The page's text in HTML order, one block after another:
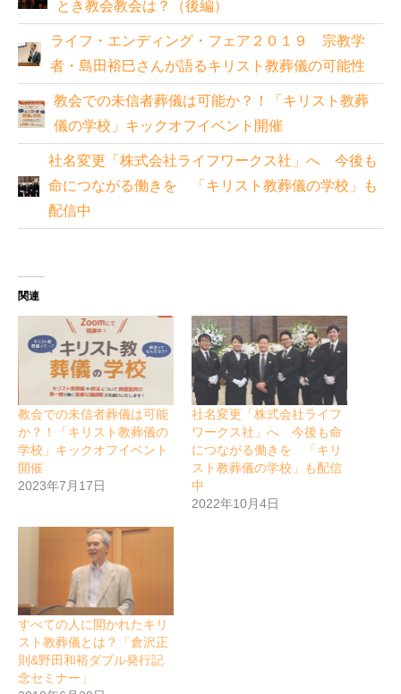
とき教会教会は？（後編）
ライフ・エンディング・フェア２０１９ 宗教学
者・島田裕巳さんが語るキリスト教葬儀の可能性
教会での未信者葬儀は可能か？！「キリスト教葬
儀の学校」キックオフイベント開催
社名変更「株式会社ライフワークス社」へ 今後も
命につながる働きを 「キリスト教葬儀の学校」も
配信中
関連
教会での未信者葬儀は可能
か？！「キリスト教葬儀の
学校」キックオフイベント
開催
2023年7月17日
社名変更「株式会社ライフ
ワークス社」へ 今後も命
につながる働きを 「キリ
スト教葬儀の学校」も配信
中
2022年10月4日
すべての人に開かれたキリ
スト教葬儀とは？「倉沢正
則&野田和裕ダブル発行記
念セミナー」